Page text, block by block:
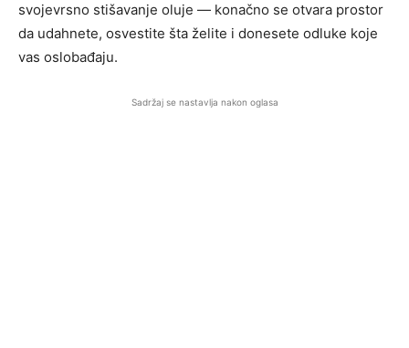
svojevrsno stišavanje oluje — konačno se otvara prostor
da udahnete, osvestite šta želite i donesete odluke koje
vas oslobađaju.
Sadržaj se nastavlja nakon oglasa